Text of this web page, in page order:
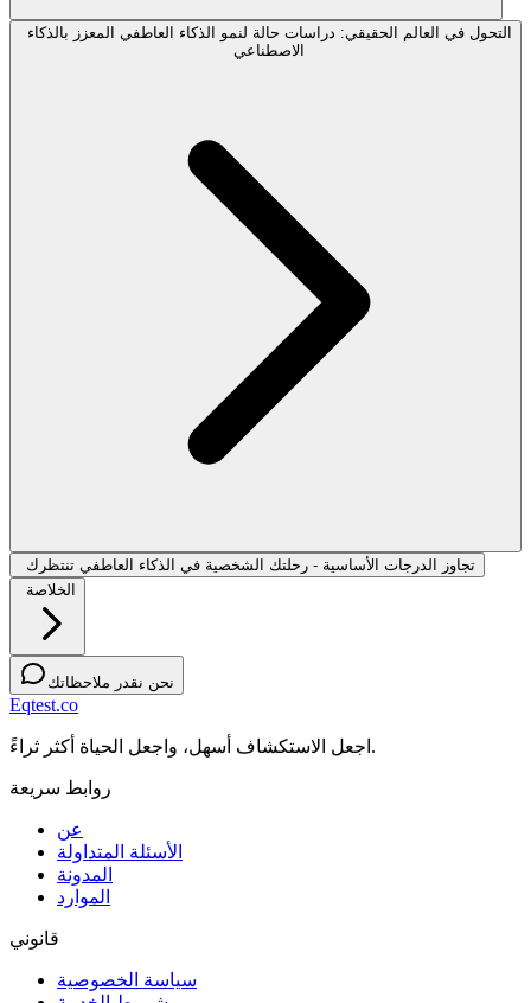
التحول في العالم الحقيقي: دراسات حالة لنمو الذكاء العاطفي المعزز بالذكاء
الاصطناعي
تجاوز الدرجات الأساسية - رحلتك الشخصية في الذكاء العاطفي تنتظرك
الخلاصة
نحن نقدر ملاحظاتك
Eqtest.co
اجعل الاستكشاف أسهل، واجعل الحياة أكثر ثراءً.
روابط سريعة
عن
الأسئلة المتداولة
المدونة
الموارد
قانوني
سياسة الخصوصية